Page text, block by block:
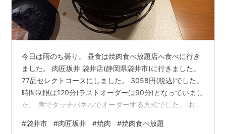
今日は雨のち曇り。 昼食は焼肉食べ放題店へ食べに行き
ました。 肉匠坂井 袋井店(静岡県袋井市)に行きました。
77品セレクトコースにしました。 3058円(税込)でした。
時間制限は120分(ラストオーダーは90分)となっていまし
た。 席でタッチパネルでオーダーする方式でした。 お肉
せせり、ホルモンなど。 七輪で焼いて食べました。 他に
#袋井市 #肉匠坂井 #焼肉 #焼肉食べ放題